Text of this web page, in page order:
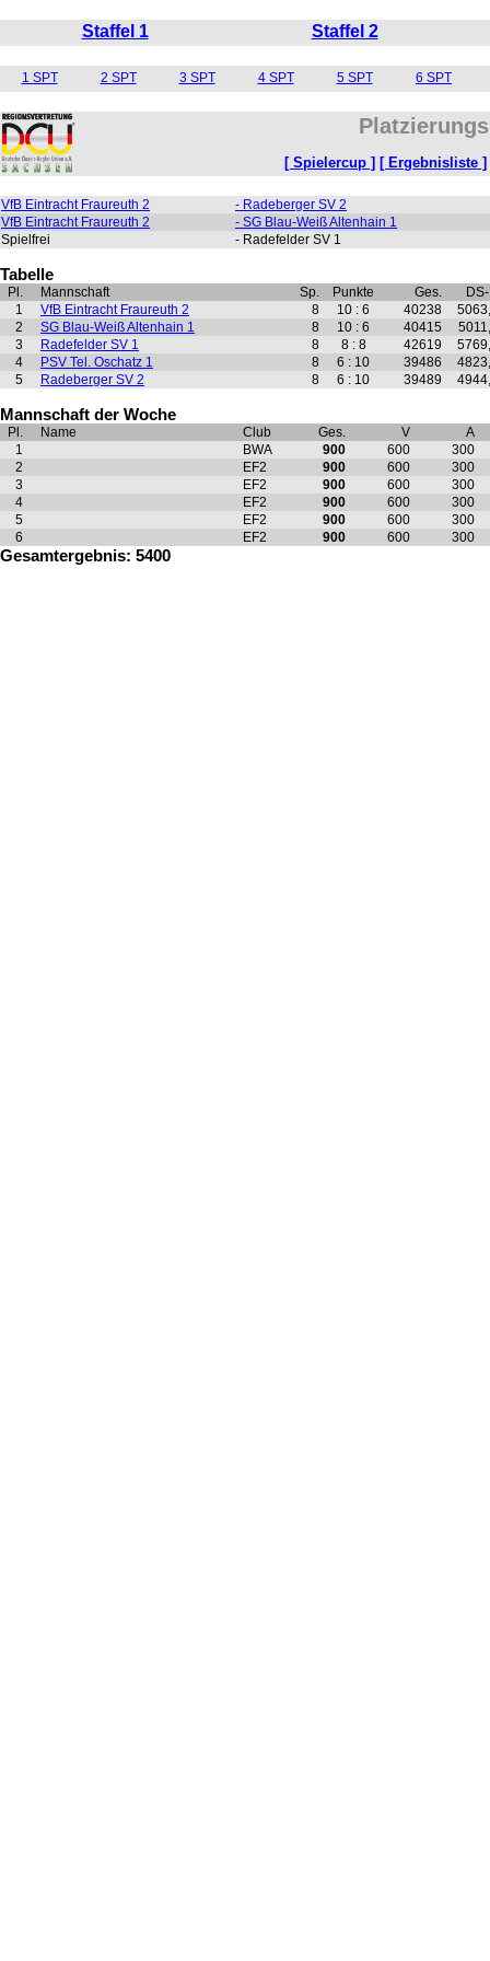
Staffel 1 Staffel 2
1 SPT 2 SPT 3 SPT 4 SPT 5 SPT 6 SPT
[ Spielercup ] [ Ergebnisliste ]
VfB Eintracht Fraureuth 2
- Radeberger SV 2
VfB Eintracht Fraureuth 2
- SG Blau-Weiß Altenhain 1
Spielfrei
- Radefelder SV 1
Tabelle
Pl. Mannschaft Sp. Punkte Ges.
1
VfB Eintracht Fraureuth 2 8 10 : 6 40238
2
SG Blau-Weiß Altenhain 1 8 10 : 6 40415
3
Radefelder SV 1 8 8 : 8 42619
4
PSV Tel. Oschatz 1 8 6 : 10 39486
5
Radeberger SV 2 8 6 : 10 39489
Mannschaft der Woche
Pl. Name Club Ges. V
A
1
BWA 900 600
300
2
EF2 900 600
300
3
EF2 900 600
300
4
EF2 900 600
300
5
EF2 900 600
300
6
EF2 900 600 300
Gesamtergebnis: 5400